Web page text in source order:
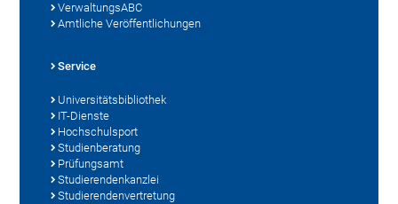
VerwaltungsABC
Amtliche Veröffentlichungen
Service
Universitätsbibliothek
IT-Dienste
Hochschulsport
Studienberatung
Prüfungsamt
Studierendenkanzlei
Studierendenvertretung